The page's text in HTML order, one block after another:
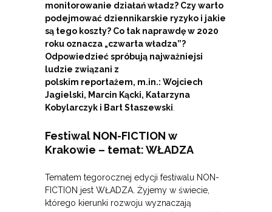
monitorowanie działań władz? Czy warto
podejmować dziennikarskie ryzyko i jakie
są tego koszty? Co tak naprawdę w 2020
roku oznacza „czwarta władza”?
Odpowiedzieć spróbują najważniejsi
ludzie związani z
polskim reportażem, m.in.: Wojciech
Jagielski, Marcin Kącki, Katarzyna
Kobylarczyk i Bart Staszewski
Festiwal NON-FICTION w
Krakowie – temat: WŁADZA
Tematem tegorocznej edycji festiwalu NON-
FICTION jest WŁADZA. Żyjemy w świecie,
którego kierunki rozwoju wyznaczają